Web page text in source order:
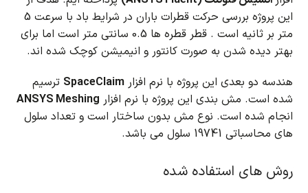
این پروژه بررسی حرکت قطرات باران در شرایط باد با سرعت 5
متر بر ثانیه است .
قطر قطره ها 0.5 سانتی متر است اما برای
بهتر دیده شدن به صورت کانتور و انیمیشن کوچک شده اند.
هندسه دو بعدی این پروژه با نرم افزارSpaceClaim ترسیم
شده است. مش بندی این پروژه با نرم افزار ANSYS Meshing
انجام شده است. نوع مش بدون ساختار است و تعداد سلول
های محاسباتی 19741 سلول می باشد.
روش های استفاده شده